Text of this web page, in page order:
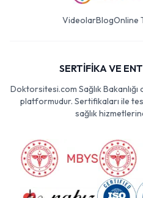
VideolarBlogOnline
SERTİFİKA VE
Doktorsitesi.com Sağlık
platformudur. Sertifikaları ile
sağlık